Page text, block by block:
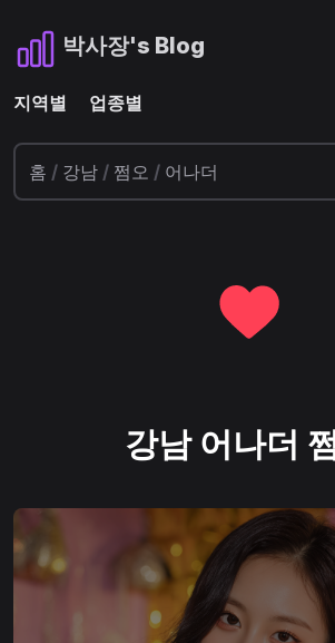
박사장's Blog
지역별 업종별
홈 / 강남 / 쩜오 / 어나더
강남 어나더